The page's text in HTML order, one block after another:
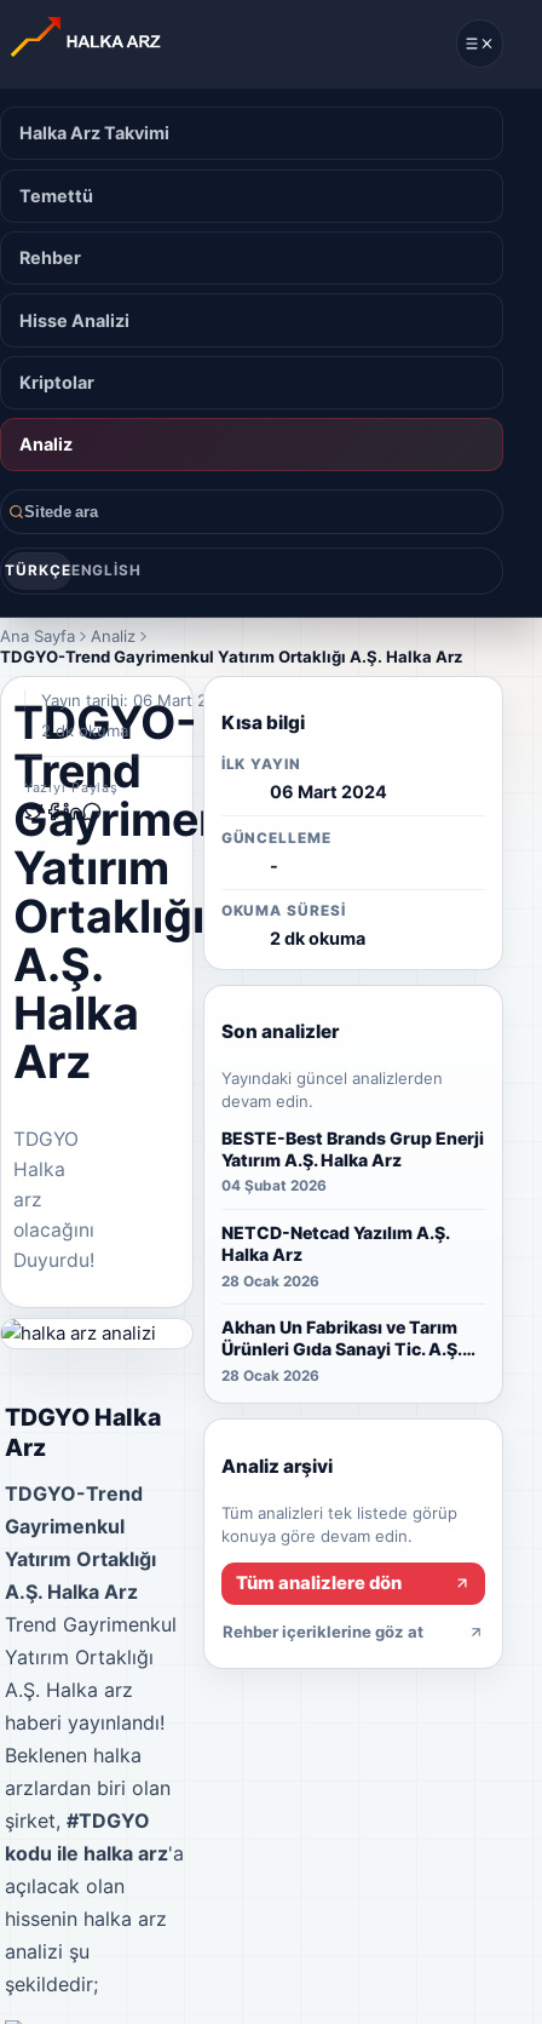
Halka Arz Takvimi
Temettü
Rehber
Hisse Analizi
Kriptolar
Analiz
Sitede ara
TÜRKÇEENGLISH
Ana Sayfa
Analiz
TDGYO-Trend Gayrimenkul Yatırım Ortaklığı A.Ş. Halka Arz
TDGYO-
Trend
Gayrimenkul
Yatırım
Ortaklığı
A.Ş.
Halka
Arz
TDGYO
Halka
arz
olacağını
Duyurdu!
Yayın tarihi: 06 Mart 2024
2 dk okuma
Yazıyı Paylaş
TDGYO Halka
Arz
TDGYO-Trend
Gayrimenkul
Yatırım Ortaklığı
A.Ş. Halka Arz
Trend Gayrimenkul
Yatırım Ortaklığı
A.Ş. Halka arz
haberi yayınlandı!
Beklenen halka
arzlardan biri olan
şirket, #TDGYO
kodu ile halka arz'a
açılacak olan
hissenin halka arz
analizi şu
şekildedir;
Kısa bilgi
İLK YAYIN
06 Mart 2024
GÜNCELLEME
-
OKUMA SÜRESI
2 dk okuma
Son analizler
Yayındaki güncel analizlerden
devam edin.
BESTE-Best Brands Grup Enerji
Yatırım A.Ş. Halka Arz
04 Şubat 2026
NETCD-Netcad Yazılım A.Ş.
Halka Arz
28 Ocak 2026
Akhan Un Fabrikası ve Tarım
Ürünleri Gıda Sanayi Tic. A.Ş.
Halka Arz
28 Ocak 2026
Analiz arşivi
Tüm analizleri tek listede görüp
konuya göre devam edin.
Tüm analizlere dön
Rehber içeriklerine göz at